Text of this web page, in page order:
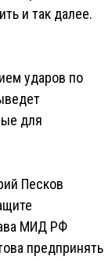
и так далее.
ударов по
для
Песков
МИД РФ
предпринять